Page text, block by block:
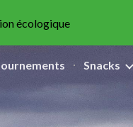
to navigation
écologique
Snacks